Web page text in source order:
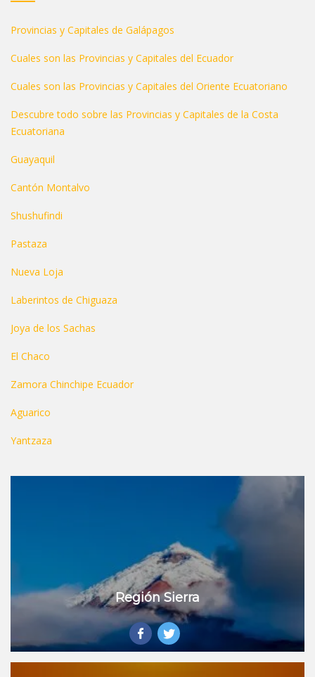
Provincias y Capitales de Galápagos
Cuales son las Provincias y Capitales del Ecuador
Cuales son las Provincias y Capitales del Oriente Ecuatoriano
Descubre todo sobre las Provincias y Capitales de la Costa
Ecuatoriana
Guayaquil
Cantón Montalvo
Shushufindi
Pastaza
Nueva Loja
Laberintos de Chiguaza
Joya de los Sachas
El Chaco
Zamora Chinchipe Ecuador
Aguarico
Yantzaza
Región Sierra